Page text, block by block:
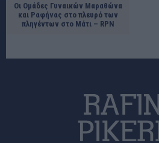
Οι Ομάδες Γυναικών Μαραθώνα
και Ραφήνας στο πλευρό των
πληγέντων στο Μάτι – RPN